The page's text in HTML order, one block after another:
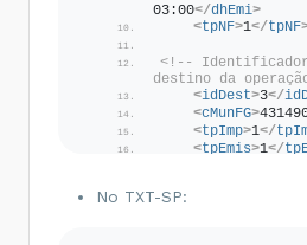
03:00</dhEmi>
<tpNF>1</tpNF
<!--
destino da
<idDest>3</
<cMunFG>
<tpImp>1</
<tpEmis>1</
No TXT-SP: